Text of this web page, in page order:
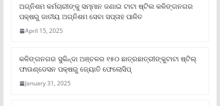
ଅଗ୍ନିଶମ କର୍ମଚାରୀଙ୍କୁ ସମ୍ମାନ ଜଣାଇ ଟାଟା ଷ୍ଟିଲ କଳିଙ୍ଗନଗର
ପକ୍ଷରୁ ଜାତୀୟ ଅଗ୍ନିଶମ ସେବା ସପ୍ତାହ ପାଳିତ
April 15, 2025
କଳିଙ୍ଗନଗର ସୁକିନ୍ଦା ଅଞ୍ଚଳର ୧୫୦ ଛାତ୍ରଛାତ୍ରୀଙ୍କୁଟାଟା ଷ୍ଟିଲ୍
ଫାଉଣ୍ଡେସନ ପକ୍ଷରୁ ଜ୍ୟୋତି ଫେଲୋସିପ୍‌
January 31, 2025